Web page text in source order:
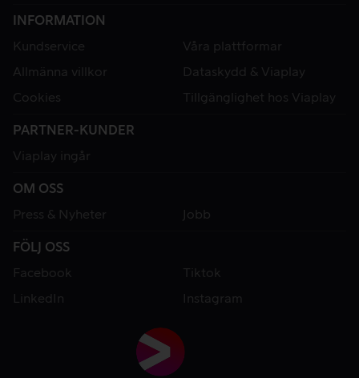
INFORMATION
Kundservice
Våra plattformar
Allmänna villkor
Dataskydd & Viaplay
Cookies
Tillgänglighet hos Viaplay
PARTNER-KUNDER
Viaplay ingår
OM OSS
Press & Nyheter
Jobb
FÖLJ OSS
Facebook
Tiktok
LinkedIn
Instagram